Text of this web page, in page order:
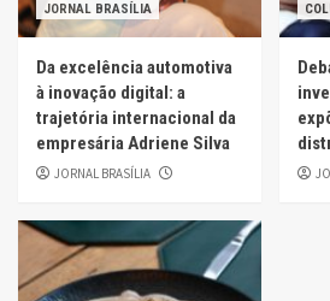
JORNAL BRASÍLIA
Da excelência automotiva
à inovação digital: a
trajetória internacional da
empresária Adriene Silva
JORNAL BRASÍLIA